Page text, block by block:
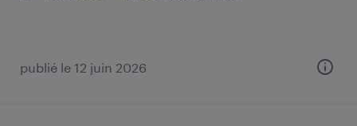
publié le 12 juin 2026